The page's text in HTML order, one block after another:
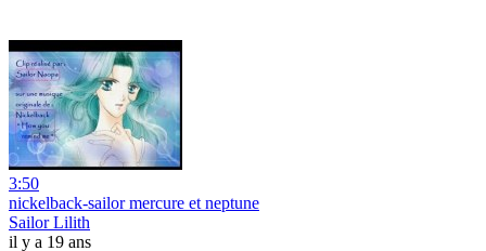
3:50
nickelback-sailor mercure et neptune
Sailor Lilith
il y a 19 ans